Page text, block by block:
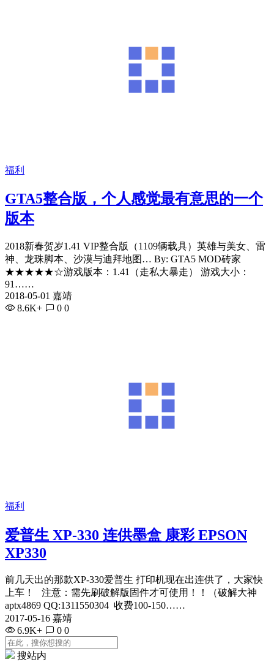
福利
GTA5整合版，个人感觉最有意思的一个
版本
2018新春贺岁1.41 VIP整合版（1109辆载具）英雄与美女、雷
神、龙珠脚本、沙漠与迪拜地图… By: GTA5 MOD砖家
★★★★★☆游戏版本：1.41（走私大暴走） 游戏大小：
91……
2018-05-01 嘉靖
8.6K+
0 0
福利
爱普生 XP-330 连供墨盒 康彩 EPSON
XP330
前几天出的那款XP-330爱普生 打印机现在出连供了，大家快
上车！ 注意：需先刷破解版固件才可使用！！（破解大神
aptx4869 QQ:1311550304 收费100-150……
2017-05-16 嘉靖
6.9K+
0 0
搜站内